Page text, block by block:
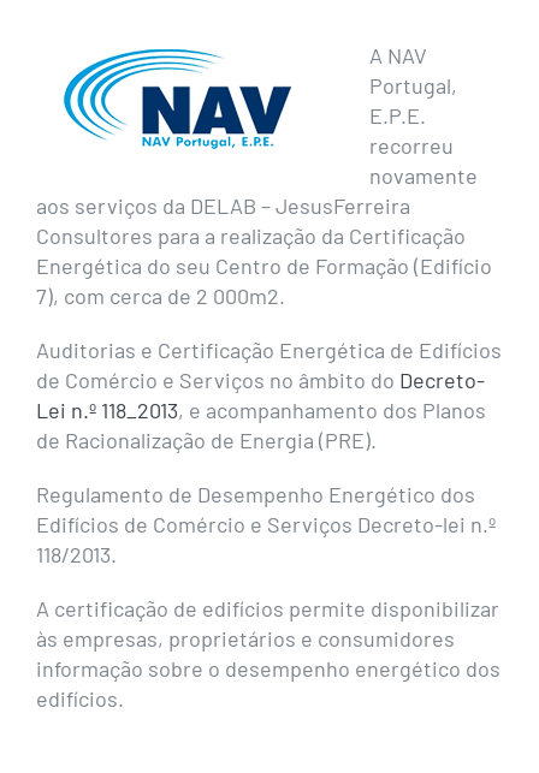
A NAV
Portugal,
E.P.E.
recorreu
novamente
aos serviços da DELAB – JesusFerreira
Consultores para a realização da Certificação
Energética do seu Centro de Formação (Edifício
7), com cerca de 2 000m2.
Auditorias e Certificação Energética de Edifícios
de Comércio e Serviços no âmbito do Decreto-
Lei n.º 118_2013, e acompanhamento dos Planos
de Racionalização de Energia (PRE).
Regulamento de Desempenho Energético dos
Edifícios de Comércio e Serviços Decreto-lei n.º
118/2013.
A certificação de edifícios permite disponibilizar
às empresas, proprietários e consumidores
informação sobre o desempenho energético dos
edifícios.